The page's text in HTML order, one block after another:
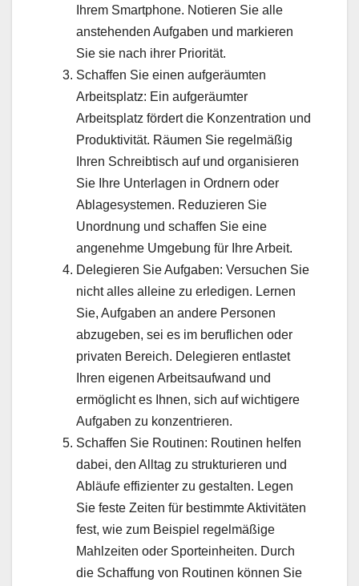
Ihrem Smartphone. Notieren Sie alle
anstehenden Aufgaben und markieren
Sie sie nach ihrer Priorität.
Schaffen Sie einen aufgeräumten
Arbeitsplatz: Ein aufgeräumter
Arbeitsplatz fördert die Konzentration und
Produktivität. Räumen Sie regelmäßig
Ihren Schreibtisch auf und organisieren
Sie Ihre Unterlagen in Ordnern oder
Ablagesystemen. Reduzieren Sie
Unordnung und schaffen Sie eine
angenehme Umgebung für Ihre Arbeit.
Delegieren Sie Aufgaben: Versuchen Sie
nicht alles alleine zu erledigen. Lernen
Sie, Aufgaben an andere Personen
abzugeben, sei es im beruflichen oder
privaten Bereich. Delegieren entlastet
Ihren eigenen Arbeitsaufwand und
ermöglicht es Ihnen, sich auf wichtigere
Aufgaben zu konzentrieren.
Schaffen Sie Routinen: Routinen helfen
dabei, den Alltag zu strukturieren und
Abläufe effizienter zu gestalten. Legen
Sie feste Zeiten für bestimmte Aktivitäten
fest, wie zum Beispiel regelmäßige
Mahlzeiten oder Sporteinheiten. Durch
die Schaffung von Routinen können Sie